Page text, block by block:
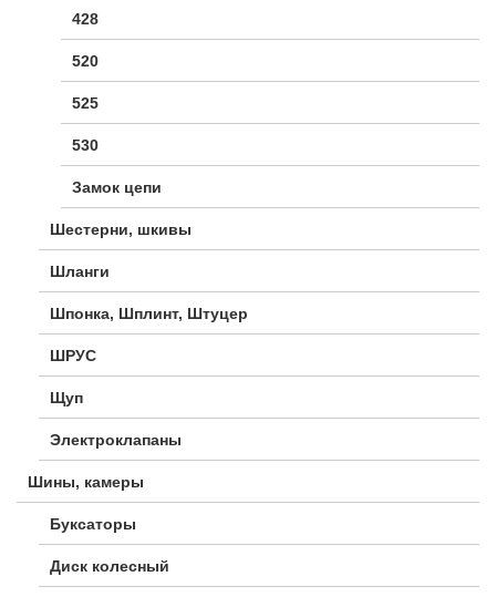
428
520
525
530
Замок цепи
Шестерни, шкивы
Шланги
Шпонка, Шплинт, Штуцер
ШРУС
Щуп
Электроклапаны
Шины, камеры
Буксаторы
Диск колесный